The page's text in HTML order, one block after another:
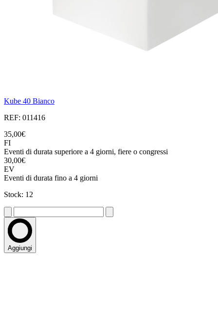
Kube 40 Bianco
REF: 011416
35,00€
FI
Eventi di durata superiore a 4 giorni, fiere o congressi
30,00€
EV
Eventi di durata fino a 4 giorni
Stock: 12
Aggiungi